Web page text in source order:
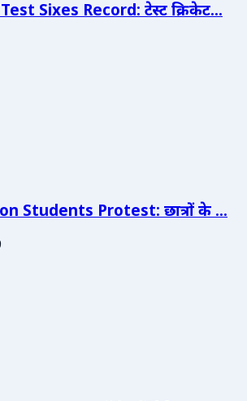
Sixes Record: टेस्ट क्रिकेट...
Students Protest: छात्रों के ...